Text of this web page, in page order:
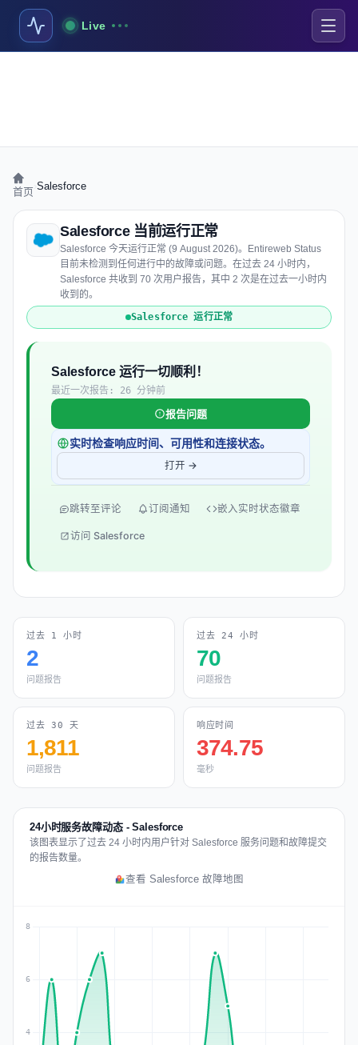
Live
首页 Salesforce
Salesforce 当前运行正常
Salesforce 今天运行正常 (9 August 2026)。Entireweb Status
目前未检测到任何进行中的故障或问题。在过去 24 小时内，
Salesforce 共收到 70 次用户报告，其中 2 次是在过去一小时内
收到的。
Salesforce 运行正常
Salesforce 运行一切顺利！
最近一次报告: 26 分钟前
报告问题
实时检查响应时间、可用性和连接状态。
打开 →
跳转至评论 订阅通知 嵌入实时状态徽章
访问 Salesforce
过去 1 小时
2
问题报告
过去 24 小时
70
问题报告
过去 30 天
1,811
问题报告
响应时间
374.75
毫秒
24小时服务故障动态 - Salesforce
该图表显示了过去 24 小时内用户针对 Salesforce 服务问题和故障提交
的报告数量。
查看 Salesforce 故障地图